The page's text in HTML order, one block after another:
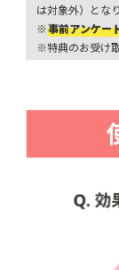
は対象外）となり
※事前アンケー
※特典のお受け